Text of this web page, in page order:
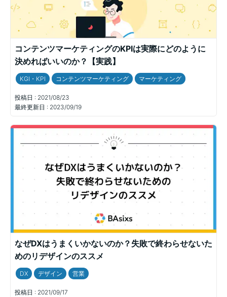
コンテンツマーケティングのKPIは実際にどのように
決めればいいのか？【実践】
KGI・KPI コンテンツマーケティング マーケティング
投稿日 : 2021/08/23
最終更新日 : 2023/09/19
なぜDXはうまくいかないのか？失敗で終わらせないた
めのリデザインのススメ
DX デザイン 営業
投稿日 : 2021/09/17